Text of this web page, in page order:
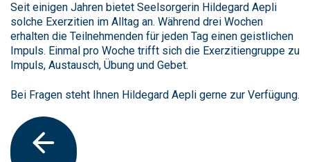
Seit einigen Jahren bietet Seelsorgerin Hildegard Aepli
solche Exerzitien im Alltag an. Während drei Wochen
erhalten die Teilnehmenden für jeden Tag einen geistlichen
Impuls. Einmal pro Woche trifft sich die Exerzitiengruppe zu
Impuls, Austausch, Übung und Gebet.
Bei Fragen steht Ihnen Hildegard Aepli gerne zur Verfügung.